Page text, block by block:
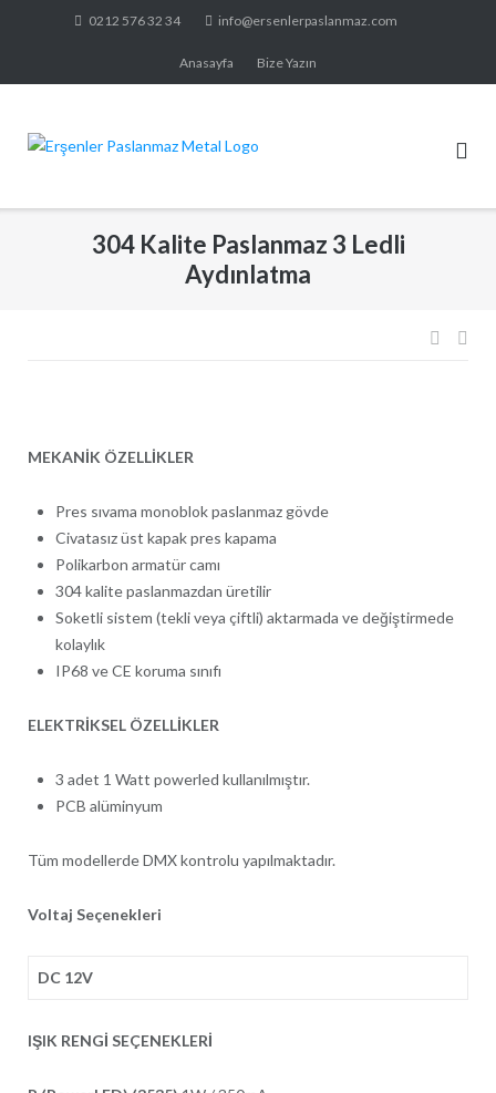
0212 576 32 34 info@ersenlerpaslanmaz.com
Anasayfa Bize Yazın
304 Kalite Paslanmaz 3 Ledli
Aydınlatma
MEKANİK ÖZELLİKLER
Pres sıvama monoblok paslanmaz gövde
Civatasız üst kapak pres kapama
Polikarbon armatür camı
304 kalite paslanmazdan üretilir
Soketli sistem (tekli veya çiftli) aktarmada ve değiştirmede
kolaylık
IP68 ve CE koruma sınıfı
ELEKTRİKSEL ÖZELLİKLER
3 adet 1 Watt powerled kullanılmıştır.
PCB alüminyum
Tüm modellerde DMX kontrolu yapılmaktadır.
Voltaj Seçenekleri
DC 12V
IŞIK RENGİ SEÇENEKLERİ